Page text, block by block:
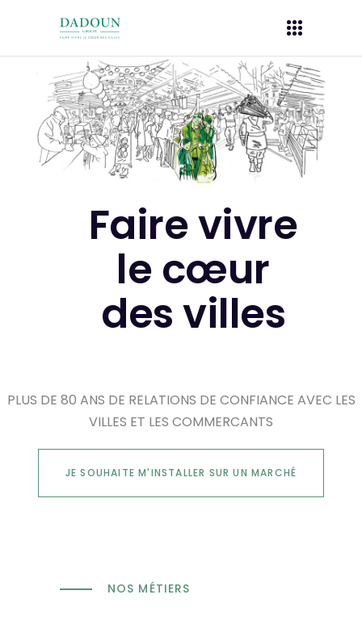
Faire vivre
le cœur
des villes
PLUS DE 80 ANS DE RELATIONS DE CONFIANCE AVEC LES
VILLES ET LES COMMERCANTS
JE SOUHAITE M'INSTALLER SUR UN MARCHÉ
NOS MÉTIERS